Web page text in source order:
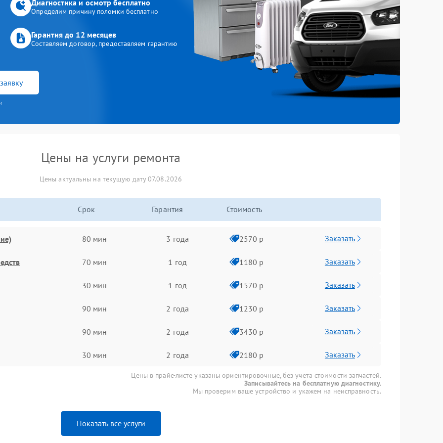
Диагностика и осмотр бесплатно
Определим причину поломки бесплатно
Гарантия до 12 месяцев
Составляем договор, предоставляем гарантию
Цены на услуги ремонта
Цены актуальны на текущую дату 07.08.2026
Срок Гарантия Стоимость
80 мин 3 года 2570 р Заказать
70 мин 1 год 1180 р Заказать
30 мин 1 год 1570 р Заказать
90 мин 2 года 1230 р Заказать
90 мин 2 года 3430 р Заказать
30 мин 2 года 2180 р Заказать
Цены в прайс-листе указаны ориентировочные, без учета стоимости запчастей.
Записывайтесь на бесплатную диагностику.
Мы проверим ваше устройство и укажем на неисправность.
Показать все услуги